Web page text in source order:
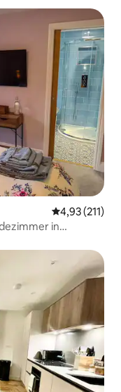
4,93 (211)
in